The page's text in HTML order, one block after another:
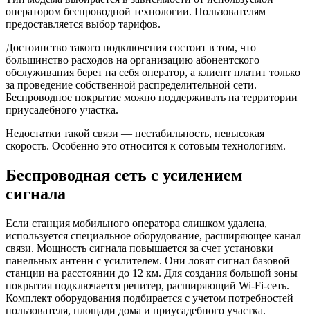
оператором беспроводной технологии. Пользователям
предоставляется выбор тарифов.
Достоинство такого подключения состоит в том, что
большинство расходов на организацию абонентского
обслуживания берет на себя оператор, а клиент платит только
за проведение собственной распределительной сети.
Беспроводное покрытие можно поддерживать на территории
приусадебного участка.
Недостатки такой связи — нестабильность, невысокая
скорость. Особенно это относится к сотовым технологиям.
Беспроводная сеть с усилением
сигнала
Если станция мобильного оператора слишком удалена,
используется специальное оборудование, расширяющее канал
связи. Мощность сигнала повышается за счет установки
панельных антенн с усилителем. Они ловят сигнал базовой
станции на расстоянии до 12 км. Для создания большой зоны
покрытия подключается репитер, расширяющий Wi-Fi-сеть.
Комплект оборудования подбирается с учетом потребностей
пользователя, площади дома и приусадебного участка.